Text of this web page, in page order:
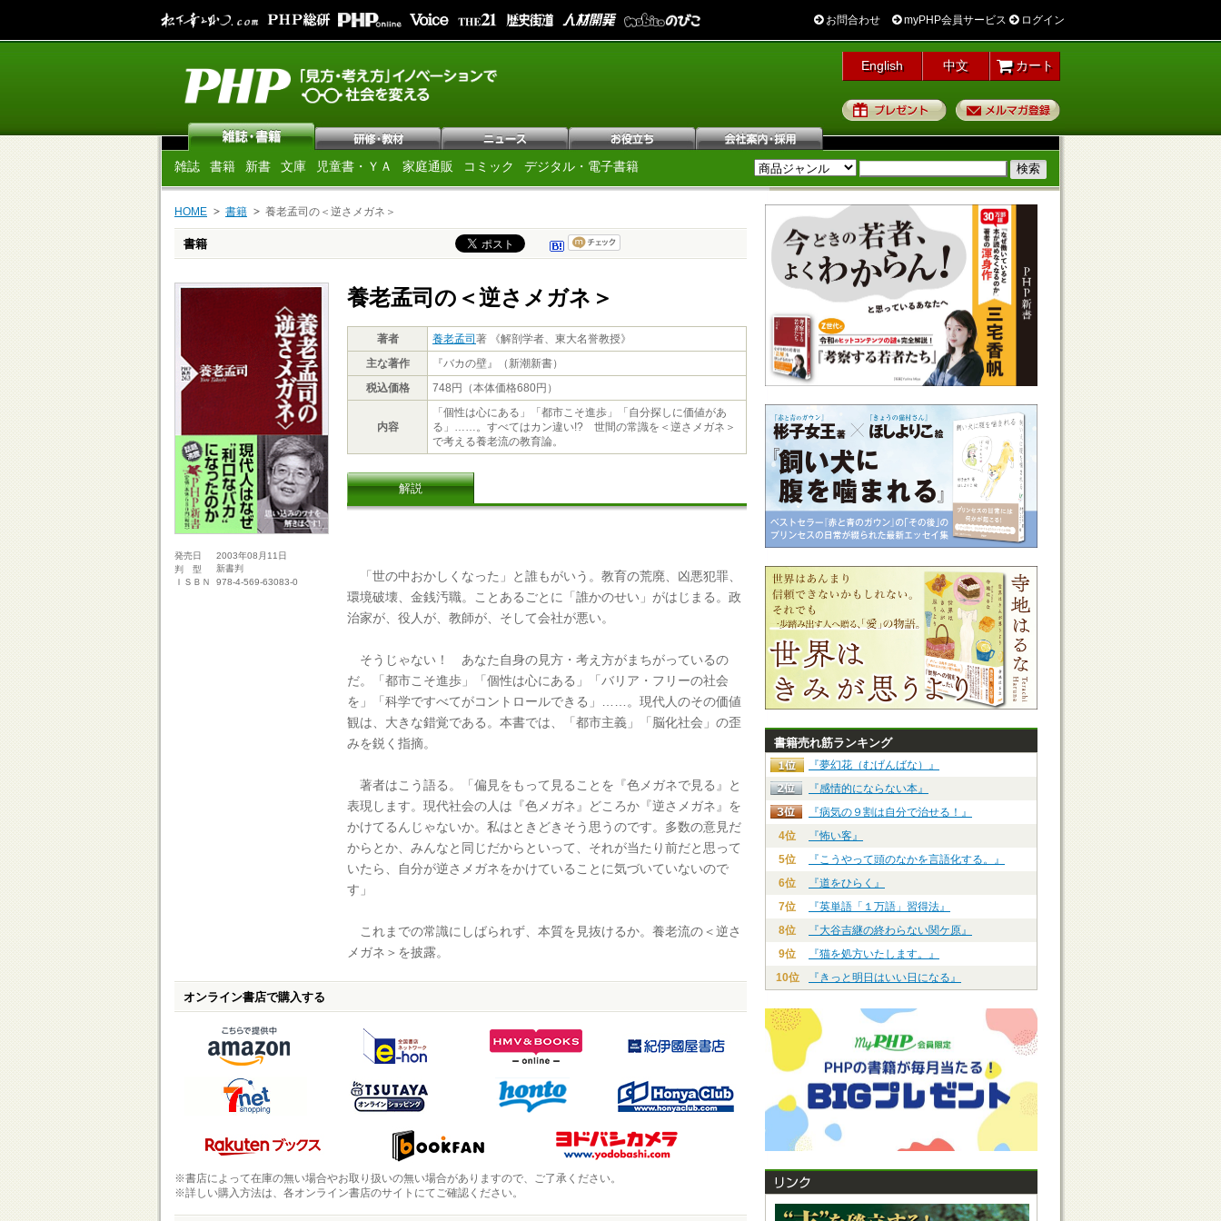
お問合わせ myPHP会員サービス ログイン
English 中文 カート
プレゼント
雑誌 書籍 新書 文庫 児童書・ＹＡ 家庭通販 コミック デジタル・電子書籍
HOME 書籍 養老孟司の＜逆さメガネ＞
書籍
発売日
2003年08月11日
判 型
新書判
ＩＳＢＮ
978-4-569-63083-0
養老孟司の＜逆さメガネ＞
著者 養老孟司 著 《解剖学者、東大名誉教授》
主な著作
『バカの壁』（新潮新書）
税込価格
748円（本体価格680円）
内容
「個性は心にある」「都市こそ進歩」「自分探しに価値があ
る」……。すべてはカン違い!? 世間の常識を＜逆さメガネ＞
で考える養老流の教育論。
解説
「世の中おかしくなった」と誰もがいう。教育の荒廃、凶悪犯罪、
環境破壊、金銭汚職。ことあるごとに「誰かのせい」がはじまる。政
治家が、役人が、教師が、そして会社が悪い。
そうじゃない！ あなた自身の見方・考え方がまちがっているの
だ。「都市こそ進歩」「個性は心にある」「バリア・フリーの社会
を」「科学ですべてがコントロールできる」……。現代人のその価値
観は、大きな錯覚である。本書では、「都市主義」「脳化社会」の歪
みを鋭く指摘。
著者はこう語る。「偏見をもって見ることを『色メガネで見る』と
表現します。現代社会の人は『色メガネ』どころか『逆さメガネ』を
かけてるんじゃないか。私はときどきそう思うのです。多数の意見だ
からとか、みんなと同じだからといって、それが当たり前だと思って
いたら、自分が逆さメガネをかけていることに気づいていないので
す」
これまでの常識にしばられず、本質を見抜けるか。養老流の＜逆さ
メガネ＞を披露。
オンライン書店で購入する
※書店によって在庫の無い場合やお取り扱いの無い場合がありますので、ご了承ください。
※詳しい購入方法は、各オンライン書店のサイトにてご確認ください。
書籍売れ筋ランキング
『夢幻花（むげんばな）』
『感情的にならない本』
『病気の９割は自分で治せる！』
4位
『怖い客』
5位
『こうやって頭のなかを言語化する。』
6位
『道をひらく』
7位
『英単語「１万語」習得法』
8位
『大谷吉継の終わらない関ケ原』
9位
『猫を処方いたします。』
10位
『きっと明日はいい日になる』